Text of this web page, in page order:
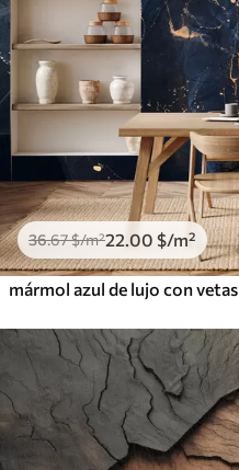
36.67$/m²22 .00 $/m²
mármol azul de lujo con vetas